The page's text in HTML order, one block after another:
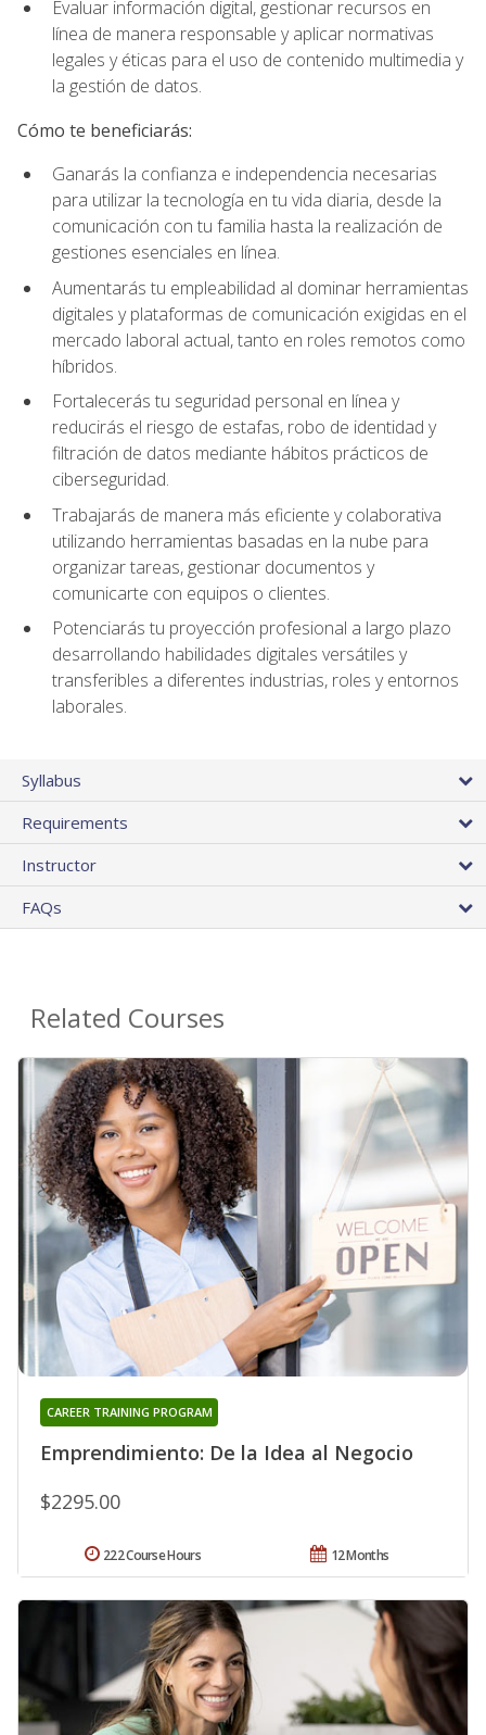
Evaluar información digital, gestionar recursos en
línea de manera responsable y aplicar normativas
legales y éticas para el uso de contenido multimedia y
la gestión de datos.
Cómo te beneficiarás:
Ganarás la confianza e independencia necesarias
para utilizar la tecnología en tu vida diaria, desde la
comunicación con tu familia hasta la realización de
gestiones esenciales en línea.
Aumentarás tu empleabilidad al dominar herramientas
digitales y plataformas de comunicación exigidas en el
mercado laboral actual, tanto en roles remotos como
híbridos.
Fortalecerás tu seguridad personal en línea y
reducirás el riesgo de estafas, robo de identidad y
filtración de datos mediante hábitos prácticos de
ciberseguridad.
Trabajarás de manera más eficiente y colaborativa
utilizando herramientas basadas en la nube para
organizar tareas, gestionar documentos y
comunicarte con equipos o clientes.
Potenciarás tu proyección profesional a largo plazo
desarrollando habilidades digitales versátiles y
transferibles a diferentes industrias, roles y entornos
laborales.
Syllabus
Requirements
Instructor
FAQs
Related Courses
Emprendimiento: De la Idea al Negocio
CAREER TRAINING PROGRAM
$2295.00
12 Months
222 Course Hours